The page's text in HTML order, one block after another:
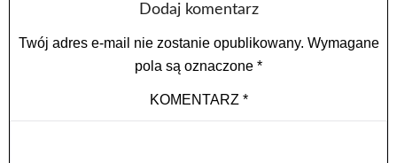
Dodaj komentarz
Twój adres e-mail nie zostanie opublikowany. Wymagane
pola są oznaczone *
KOMENTARZ *